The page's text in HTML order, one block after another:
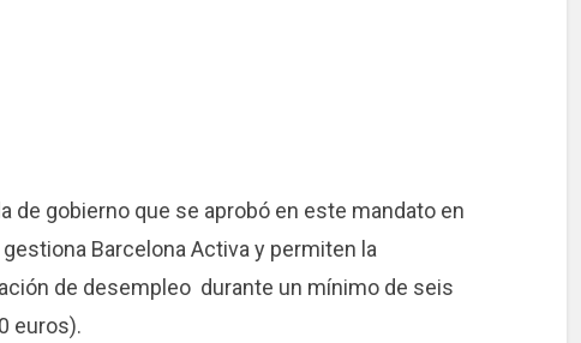
de gobierno que se aprobó en este mandato en
Barcelona Activa y permiten la
de desempleo durante un mínimo de seis
euros).